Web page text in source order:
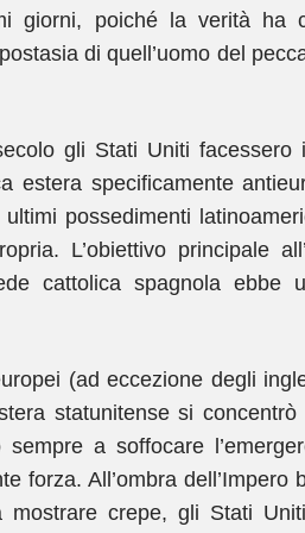
giorni, poiché la verità ha
di quell’uomo del
gli Stati Uniti facessero
estera specificamente
possedimenti
L’obiettivo principale
cattolica spagnola ebbe
(ad eccezione degli
statunitense si concentrò
a soffocare
forza. All’ombra dell’Impero
crepe, gli Stati